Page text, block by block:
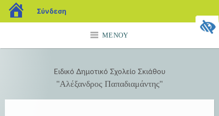
ΜΕΝΟΎ
Ειδικό Δημοτικό Σχολείο Σκιάθου
"Αλέξανδρος Παπαδιαμάντης"
blogs.sch.gr
Σύνδεση